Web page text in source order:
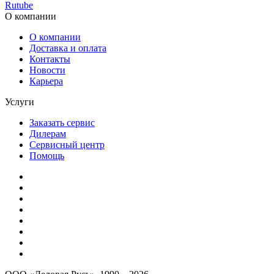
Rutube
О компании
О компании
Доставка и оплата
Контакты
Новости
Карьера
Услуги
Заказать сервис
Дилерам
Сервисный центр
Помощь